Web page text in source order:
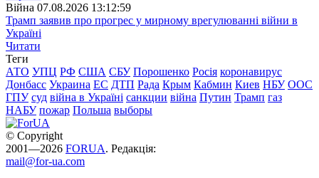
Війна 07.08.2026 13:12:59
Трамп заявив про прогрес у мирному врегулюванні війни в
Україні
Читати
Теги
АТО УПЦ РФ США СБУ Порошенко Росія коронавирус
Донбасс Украина ЕС ДТП Рада Крым Кабмин Киев НБУ ООС
ГПУ суд війна в Україні санкции війна Путин Трамп газ
НАБУ пожар Польша выборы
© Copyright
2001—2026 FORUA. Редакція:
mail@for-ua.com